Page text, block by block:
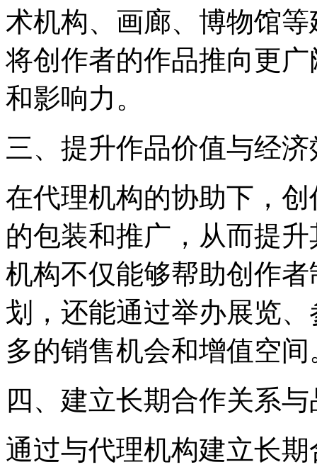
术机构、画廊、博物馆
将创作者的作品推向更
和影响力。
三、提升作品价值与经济
在代理机构的协助下，
的包装和推广，从而提
机构不仅能够帮助创作
划，还能通过举办展览
多的销售机会和增值空间
四、建立长期合作关系
通过与代理机构建立长